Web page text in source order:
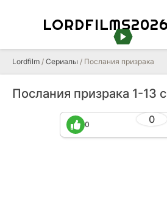
LORDFILMS2026
Lordfilm / Сериалы / Послания призрака
Послания призрака 1-13
0
0